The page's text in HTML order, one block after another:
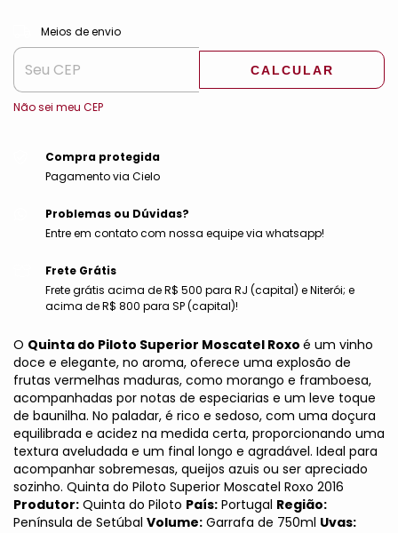
Entregas para o CEP:
Meios de envio
CALCULAR
Não sei meu CEP
Compra protegida
Pagamento via Cielo
Problemas ou Dúvidas?
Entre em contato com nossa equipe via whatsapp!
Frete Grátis
Frete grátis acima de R$ 500 para RJ (capital) e Niterói; e
acima de R$ 800 para SP (capital)!
O Quinta do Piloto Superior Moscatel Roxo é um vinho
doce e elegante, no aroma, oferece uma explosão de
frutas vermelhas maduras, como morango e framboesa,
acompanhadas por notas de especiarias e um leve toque
de baunilha. No paladar, é rico e sedoso, com uma doçura
equilibrada e acidez na medida certa, proporcionando uma
textura aveludada e um final longo e agradável. Ideal para
acompanhar sobremesas, queijos azuis ou ser apreciado
sozinho. Quinta do Piloto Superior Moscatel Roxo 2016
Produtor: Quinta do Piloto País: Portugal Região:
Península de Setúbal Volume: Garrafa de 750ml Uvas: